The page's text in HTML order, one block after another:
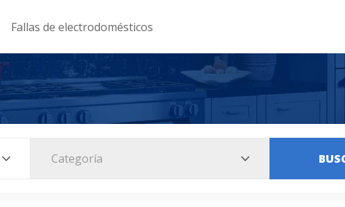
Fallas de electrodomésticos
Categoría